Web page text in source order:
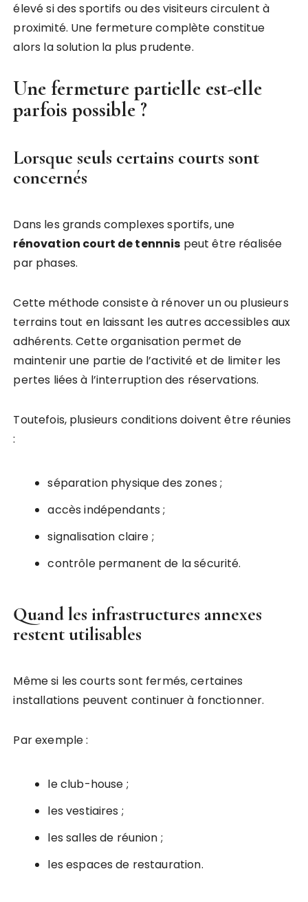
élevé si des sportifs ou des visiteurs circulent à
proximité. Une fermeture complète constitue
alors la solution la plus prudente.
Une fermeture partielle est-elle
parfois possible ?
Lorsque seuls certains courts sont
concernés
Dans les grands complexes sportifs, une
rénovation court de tennnis peut être réalisée
par phases.
Cette méthode consiste à rénover un ou plusieurs
terrains tout en laissant les autres accessibles aux
adhérents. Cette organisation permet de
maintenir une partie de l’activité et de limiter les
pertes liées à l’interruption des réservations.
Toutefois, plusieurs conditions doivent être réunies
:
séparation physique des zones ;
accès indépendants ;
signalisation claire ;
contrôle permanent de la sécurité.
Quand les infrastructures annexes
restent utilisables
Même si les courts sont fermés, certaines
installations peuvent continuer à fonctionner.
Par exemple :
le club-house ;
les vestiaires ;
les salles de réunion ;
les espaces de restauration.